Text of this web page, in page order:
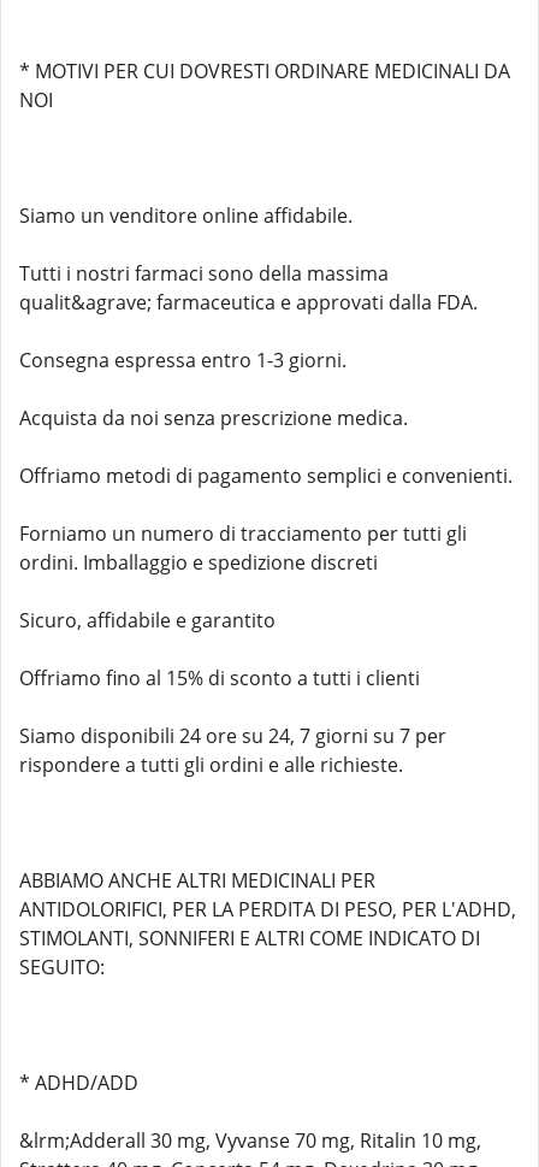
* MOTIVI PER CUI DOVRESTI ORDINARE MEDICINALI DA
NOI
Siamo un venditore online affidabile.
Tutti i nostri farmaci sono della massima
qualit&agrave; farmaceutica e approvati dalla FDA.
Consegna espressa entro 1-3 giorni.
Acquista da noi senza prescrizione medica.
Offriamo metodi di pagamento semplici e convenienti.
Forniamo un numero di tracciamento per tutti gli
ordini. Imballaggio e spedizione discreti
Sicuro, affidabile e garantito
Offriamo fino al 15% di sconto a tutti i clienti
Siamo disponibili 24 ore su 24, 7 giorni su 7 per
rispondere a tutti gli ordini e alle richieste.
ABBIAMO ANCHE ALTRI MEDICINALI PER
ANTIDOLORIFICI, PER LA PERDITA DI PESO, PER L'ADHD,
STIMOLANTI, SONNIFERI E ALTRI COME INDICATO DI
SEGUITO:
* ADHD/ADD
&lrm;Adderall 30 mg, Vyvanse 70 mg, Ritalin 10 mg,